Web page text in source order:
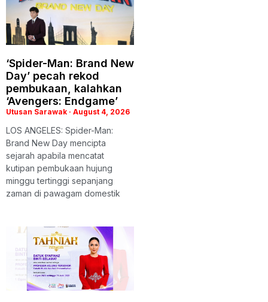
‘Spider-Man: Brand New
Day’ pecah rekod
pembukaan, kalahkan
‘Avengers: Endgame’
Utusan Sarawak August 4, 2026
LOS ANGELES: Spider-Man:
Brand New Day mencipta
sejarah apabila mencatat
kutipan pembukaan hujung
minggu tertinggi sepanjang
zaman di pawagam domestik